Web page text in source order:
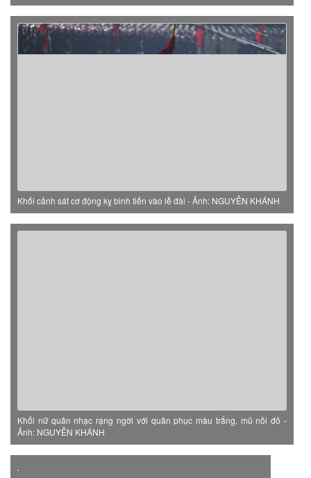
Khối cảnh sát cơ động kỵ binh tiến vào lễ đài - Ảnh: NGUYỄN KHÁNH
Khối nữ quân nhạc rạng ngời với quân phục màu trắng, mũ nồi đỏ -
Ảnh: NGUYỄN KHÁNH